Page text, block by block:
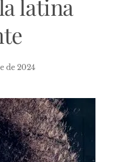
latina
de 2024